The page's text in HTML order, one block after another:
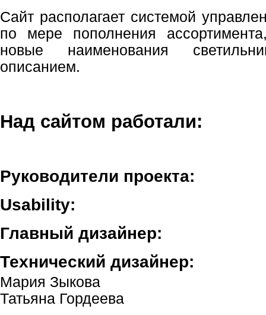
Сайт располагает системой
по мере пополнения
новые наименования
описанием.
Над сайтом работали:
Руководители проекта:
Usability:
Главный дизайнер:
Технический дизайнер:
Мария Зыкова
Татьяна Гордеева